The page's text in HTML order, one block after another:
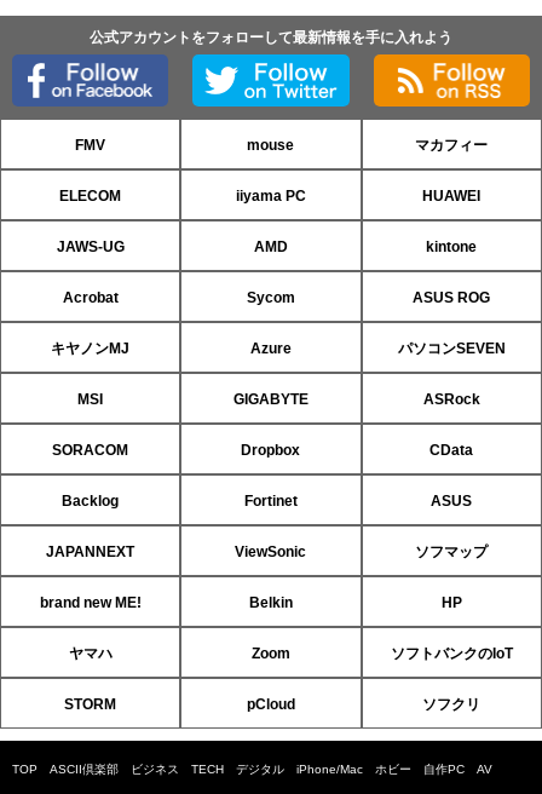
公式アカウントをフォローして最新情報を手に入れよう
FMV mouse マカフィー
ELECOM iiyama PC HUAWEI
JAWS-UG AMD kintone
Acrobat Sycom ASUS ROG
キヤノンMJ Azure パソコンSEVEN
MSI GIGABYTE ASRock
SORACOM Dropbox CData
Backlog Fortinet ASUS
JAPANNEXT ViewSonic ソフマップ
brand new ME! Belkin HP
ヤマハ Zoom ソフトバンクのIoT
STORM pCloud ソフクリ
TOP ASCII倶楽部 ビジネス TECH デジタル iPhone/Mac ホビー 自作PC AV